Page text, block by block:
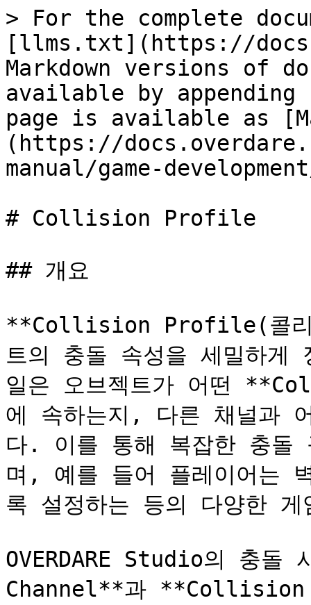
> For the complete
[llms.txt](https://
Markdown versions of
available by
page is available as
(https://
manual/game-
# Collision Profile
## 개요
**Collision Profile(콜리
트의 충돌 속성을 세밀하게
일은 오브젝트가 어떤
에 속하는지, 다른 채널과
다. 이를 통해 복잡한 충돌
며, 예를 들어 플레이어는
록 설정하는 등의 다양한
OVERDARE Studio의 충
Channel**과 **Collision